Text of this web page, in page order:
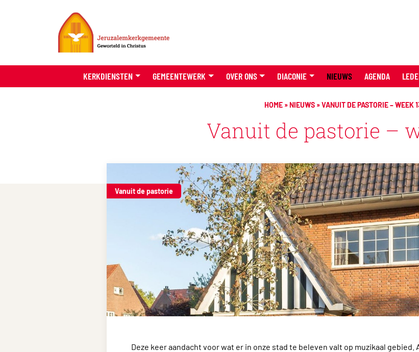
KERKDIENSTEN GEMEENTEWERK OVER ONS DIACONIE NIEUWS AGENDA
HOME»NIEUWS»VANUIT DE PASTORIE – WEEK
Vanuit de pastorie –
Vanuit de pastorie
Deze keer aandacht voor wat er in onze stad te beleven valt op muzikaal gebied.